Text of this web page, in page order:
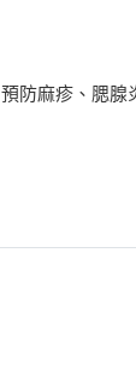
預防麻疹、腮腺